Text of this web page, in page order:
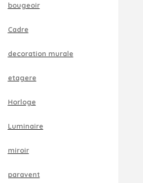
bougeoir
Cadre
decoration murale
etagere
Horloge
Luminaire
miroir
paravent